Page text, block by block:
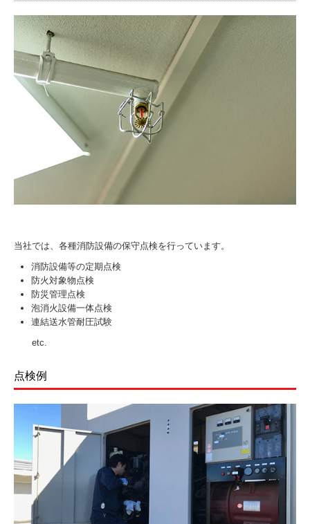
当社では、各種消防設備の保守点検を行っています。
消防設備等の定期点検
防火対象物点検
防災管理点検
泡消火設備一体点検
連結送水管耐圧試験
etc.
点検例